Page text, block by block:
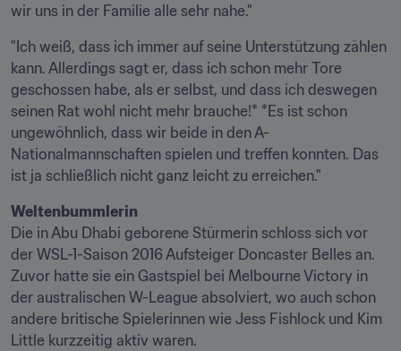
wir uns in der Familie alle sehr nahe."
"Ich weiß, dass ich immer auf seine Unterstützung zählen
kann. Allerdings sagt er, dass ich schon mehr Tore
geschossen habe, als er selbst, und dass ich deswegen
seinen Rat wohl nicht mehr brauche!* *Es ist schon
ungewöhnlich, dass wir beide in den A-
Nationalmannschaften spielen und treffen konnten. Das
ist ja schließlich nicht ganz leicht zu erreichen."
Weltenbummlerin
Die in Abu Dhabi geborene Stürmerin schloss sich vor
der WSL-1-Saison 2016 Aufsteiger Doncaster Belles an.
Zuvor hatte sie ein Gastspiel bei Melbourne Victory in
der australischen W-League absolviert, wo auch schon
andere britische Spielerinnen wie Jess Fishlock und Kim
Little kurzzeitig aktiv waren.